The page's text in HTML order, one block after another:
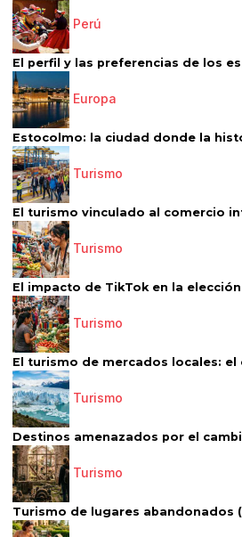
Perú
El perfil y las preferencias de los
Europa
Estocolmo: la ciudad donde la
Turismo
El turismo vinculado al comercio
Turismo
El impacto de TikTok en la
Turismo
El turismo de mercados locales: el
Turismo
Destinos amenazados por el
Turismo
Turismo de lugares abandonados